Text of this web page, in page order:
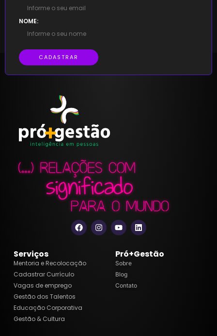
NOME:
CADASTRAR
Serviços
Mentoria e Recolocação
Cadastrar Currículo
Vagas de emprego
Gestão dos Talentos
Educação Corporativa
Gestão & Cultura
Pró+Gestão
Sobre
Blog
Contato